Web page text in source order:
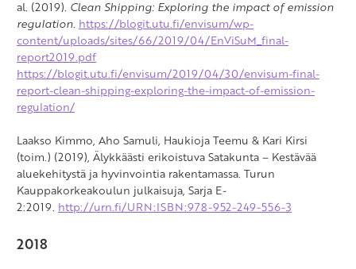
al. (2019). Clean Shipping: Exploring the impact of emission
regulation. https://blogit.utu.fi/envisum/wp-
content/uploads/sites/66/2019/04/EnViSuM_final-
report2019.pdf
https://blogit.utu.fi/envisum/2019/04/30/envisum-final-
report-clean-shipping-exploring-the-impact-of-emission-
regulation/
Laakso Kimmo, Aho Samuli, Haukioja Teemu & Kari Kirsi
(toim.) (2019), Älykkäästi erikoistuva Satakunta – Kestävää
aluekehitystä ja hyvinvointia rakentamassa. Turun
Kauppakorkeakoulun julkaisuja, Sarja E-
2:2019. http://urn.fi/URN:ISBN:978-952-249-556-3
2018